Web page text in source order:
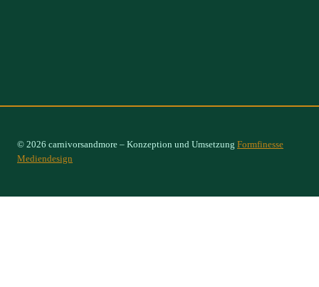
© 2026 carnivorsandmore – Konzeption und Umsetzung Formfinesse
Mediendesign